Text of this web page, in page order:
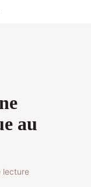
au
lecture